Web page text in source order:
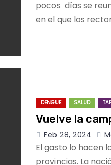
pocos días se
en el que los
DENGUE SALUD
Vuelve la
Feb 28, 2024
El gasto lo hacen
provincias. La